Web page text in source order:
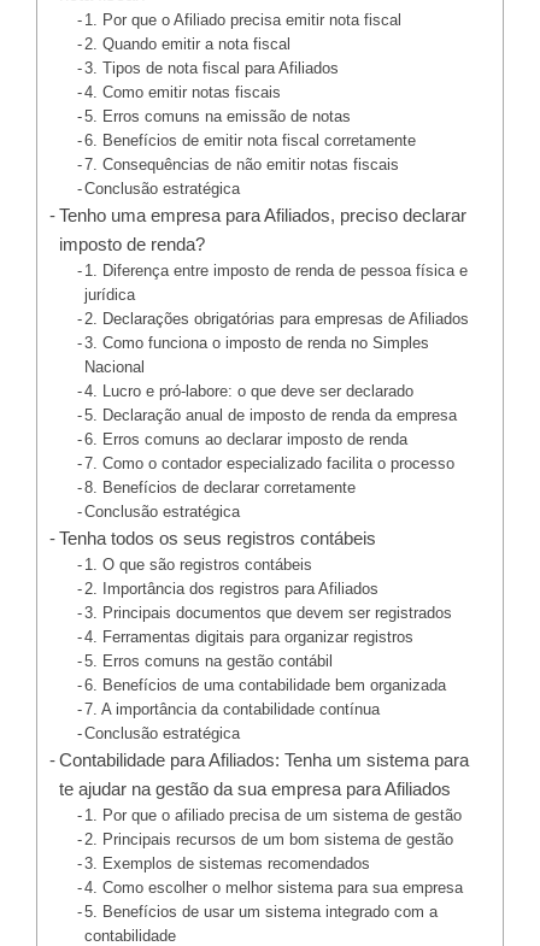
1. Por que o Afiliado precisa emitir nota fiscal
2. Quando emitir a nota fiscal
3. Tipos de nota fiscal para Afiliados
4. Como emitir notas fiscais
5. Erros comuns na emissão de notas
6. Benefícios de emitir nota fiscal corretamente
7. Consequências de não emitir notas fiscais
Conclusão estratégica
Tenho uma empresa para Afiliados, preciso declarar
imposto de renda?
1. Diferença entre imposto de renda de pessoa física e
jurídica
2. Declarações obrigatórias para empresas de Afiliados
3. Como funciona o imposto de renda no Simples
Nacional
4. Lucro e pró-labore: o que deve ser declarado
5. Declaração anual de imposto de renda da empresa
6. Erros comuns ao declarar imposto de renda
7. Como o contador especializado facilita o processo
8. Benefícios de declarar corretamente
Conclusão estratégica
Tenha todos os seus registros contábeis
1. O que são registros contábeis
2. Importância dos registros para Afiliados
3. Principais documentos que devem ser registrados
4. Ferramentas digitais para organizar registros
5. Erros comuns na gestão contábil
6. Benefícios de uma contabilidade bem organizada
7. A importância da contabilidade contínua
Conclusão estratégica
Contabilidade para Afiliados: Tenha um sistema para
te ajudar na gestão da sua empresa para Afiliados
1. Por que o afiliado precisa de um sistema de gestão
2. Principais recursos de um bom sistema de gestão
3. Exemplos de sistemas recomendados
4. Como escolher o melhor sistema para sua empresa
5. Benefícios de usar um sistema integrado com a
contabilidade